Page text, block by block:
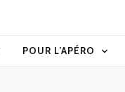
POUR L’APÉRO